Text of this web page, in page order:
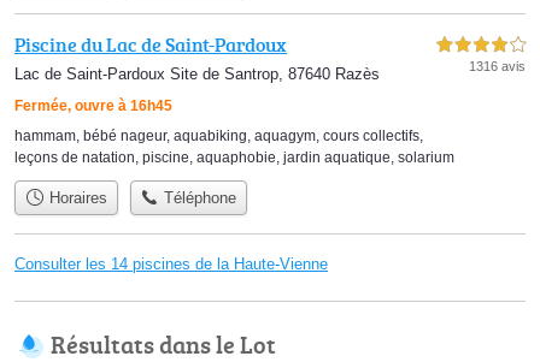
Piscine du Lac de Saint-Pardoux
Lac de Saint-Pardoux Site de Santrop, 87640 Razès
Fermée, ouvre à 16h45
4,0 étoiles sur 5
1316 avis
hammam, bébé nageur, aquabiking, aquagym, cours collectifs,
leçons de natation, piscine, aquaphobie, jardin aquatique, solarium
Horaires Téléphone
Consulter les 14 piscines de la Haute-Vienne
Résultats dans le Lot